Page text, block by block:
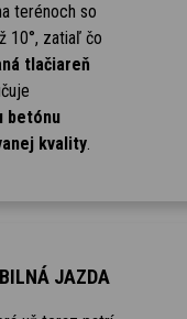
terénoch so
10°, zatiaľ čo
tlačiareň
betónu
kvality.
JAZDA